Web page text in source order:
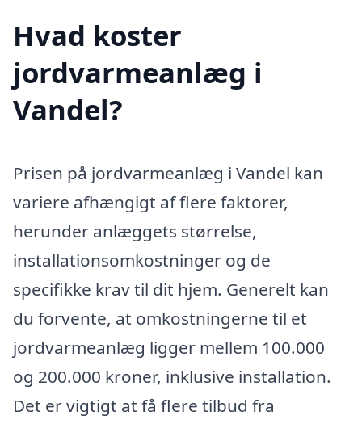
Hvad koster
jordvarmeanlæg i
Vandel?
Prisen på jordvarmeanlæg i Vandel kan
variere afhængigt af flere faktorer,
herunder anlæggets størrelse,
installationsomkostninger og de
specifikke krav til dit hjem. Generelt kan
du forvente, at omkostningerne til et
jordvarmeanlæg ligger mellem 100.000
og 200.000 kroner, inklusive installation.
Det er vigtigt at få flere tilbud fra